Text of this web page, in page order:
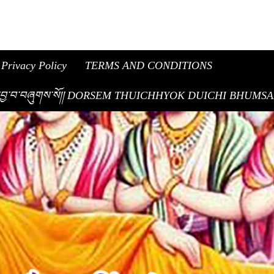
Privacy Policy TERMS AND CONDITIONS
DORSEM THUICHHYOK DUICHI